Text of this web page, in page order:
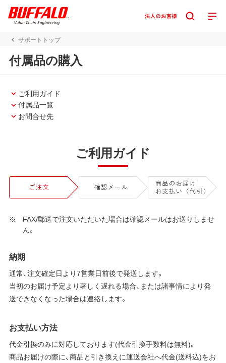
サポートトップ
付属品の購入
ご利用ガイド
付属品一覧
お問合せ先
ご利用ガイド
FAX/郵送で注文いただいた場合は確認メールはお送りしませ
ん。
納期
通常、注文確定日より7営業日前後で発送します。
当初のお届け予定より著しく遅れる場合、または諸事情により発
送できなくなった場合は連絡します。
お支払い方法
代金引換のみに対応しております(代金引換手数料は無料)。
商品お届けの際に、商品と引き換えに運送会社へ代金(送料込)をお